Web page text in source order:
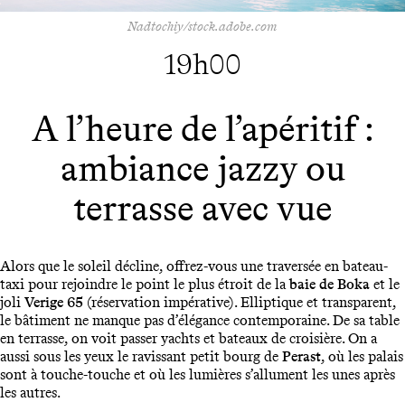
Nadtochiy/stock.adobe.com
19h00
A l’heure de l’apéritif :
ambiance jazzy ou
terrasse avec vue
Alors que le soleil décline, offrez-vous une traversée en bateau-
taxi pour rejoindre le point le plus étroit de labaie de Boka et le
joli Verige 65 (réservation impérative). Elliptique et transparent,
le bâtiment ne manque pas d’élégance contemporaine. De sa table
en terrasse, on voit passer yachts et bateaux de croisière. On a
aussi sous les yeux le ravissant petit bourg de Perast, où les palais
sont à touche-touche et où les lumières s’allument les unes après
les autres.